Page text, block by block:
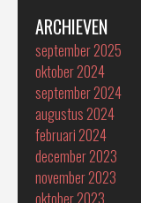
ARCHIEVEN
september 2025
oktober 2024
september 2024
augustus 2024
februari 2024
december 2023
november 2023